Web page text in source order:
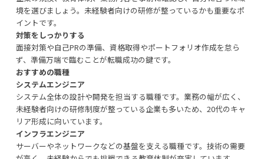
境を選びましょう。未経験者向けの研修が整っているかも重要なポ
イントです。
対策をしっかりする
面接対策や自己PRの準備、資格取得やポートフォリオ作成を怠ら
ず、準備万端で臨むことが転職成功の鍵です。
おすすめの職種
システムエンジニア
システム全体の設計や開発を担当する職種です。業務の幅が広く、
未経験者向けの研修制度が整っている企業も多いため、20代のキャ
リア形成に向いています。
インフラエンジニア
サーバーやネットワークなどの基盤を支える職種です。技術の需要